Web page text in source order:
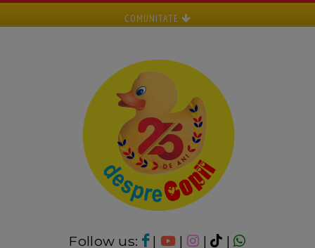
COMUNITATE
Follow us: | | |
|